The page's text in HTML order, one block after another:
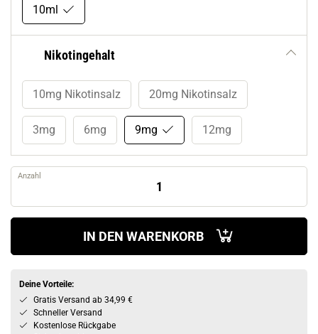
10ml
Nikotingehalt
10mg Nikotinsalz 20mg Nikotinsalz
3mg 6mg 9mg 12mg
Anzahl
IN DEN WARENKORB
Deine Vorteile:
Gratis Versand ab 34,99 €
Schneller Versand
Kostenlose Rückgabe